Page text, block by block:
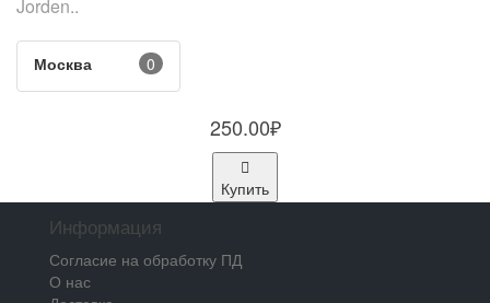
Jorden..
Москва 0
250.00₽
Купить
Информация
Согласие на обработку ПД
О нас